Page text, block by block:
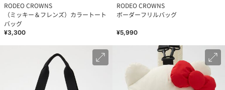
RODEO CROWNS
（ミッキー＆フレンズ）カラートート
バッグ
¥3,300
RODEO CROWNS
ボーダーフリルバッグ
¥5,990